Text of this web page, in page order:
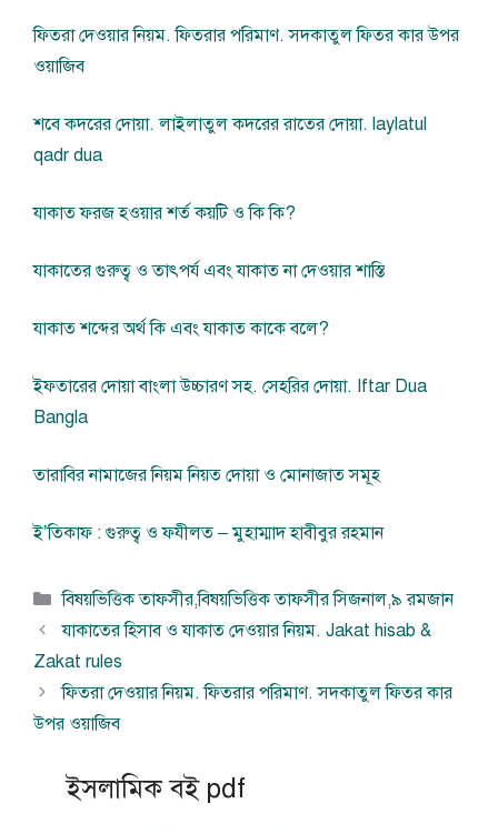
ফিতরা দেওয়ার নিয়ম. ফিতরার পরিমাণ. সদকাতুল ফিতর কার উপর
ওয়াজিব
শবে কদরের দোয়া. লাইলাতুল কদরের রাতের দোয়া. laylatul
qadr dua
যাকাত ফরজ হওয়ার শর্ত কয়টি ও কি কি?
যাকাতের গুরুত্ব ও তাৎপর্য এবং যাকাত না দেওয়ার শাস্তি
যাকাত শব্দের অর্থ কি এবং যাকাত কাকে বলে?
ইফতারের দোয়া বাংলা উচ্চারণ সহ. সেহরির দোয়া. Iftar Dua
Bangla
তারাবির নামাজের নিয়ম নিয়ত দোয়া ও মোনাজাত সমূহ
ই’তিকাফ : গুরুত্ব ও ফযীলত – মুহাম্মাদ হাবীবুর রহমান
বিভাগ
সমূহ
বিষয়ভিত্তিক তাফসীর,বিষয়ভিত্তিক তাফসীর সিজনাল,৯ রমজান
যাকাতের হিসাব ও যাকাত দেওয়ার নিয়ম. Jakat hisab &
Zakat rules
ফিতরা দেওয়ার নিয়ম. ফিতরার পরিমাণ. সদকাতুল ফিতর কার
উপর ওয়াজিব
ইসলামিক বই pdf